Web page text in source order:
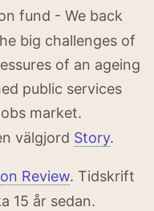
fund - We back
big challenges of
of an ageing
public services
market.
välgjord Story.
Review. Tidskrift
15 år sedan.